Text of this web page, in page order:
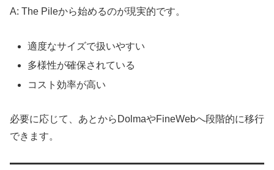
A: The Pileから始めるのが現実的です。
適度なサイズで扱いやすい
多様性が確保されている
コスト効率が高い
必要に応じて、あとからDolmaやFineWebへ段階的に移行
できます。